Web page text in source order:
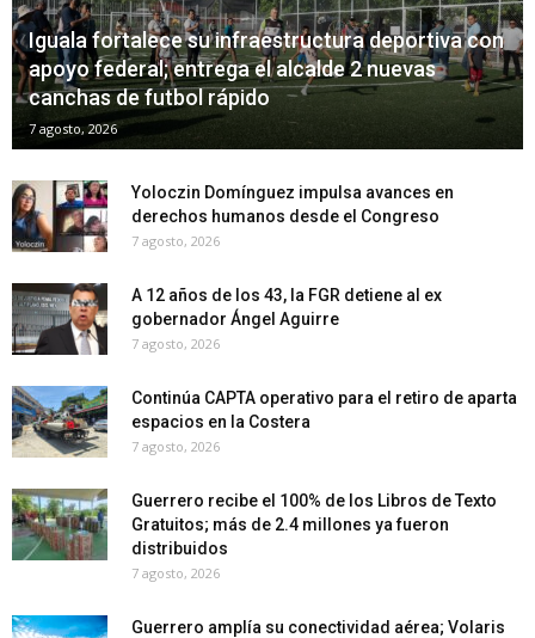
Iguala fortalece su infraestructura deportiva con
apoyo federal; entrega el alcalde 2 nuevas
canchas de futbol rápido
7 agosto, 2026
Yoloczin Domínguez impulsa avances en
derechos humanos desde el Congreso
7 agosto, 2026
A 12 años de los 43, la FGR detiene al ex
gobernador Ángel Aguirre
7 agosto, 2026
Continúa CAPTA operativo para el retiro de aparta
espacios en la Costera
7 agosto, 2026
Guerrero recibe el 100% de los Libros de Texto
Gratuitos; más de 2.4 millones ya fueron
distribuidos
7 agosto, 2026
Guerrero amplía su conectividad aérea; Volaris